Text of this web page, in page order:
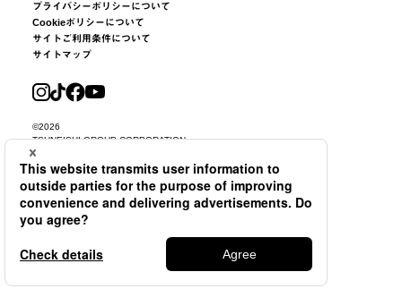
プライバシーポリシーについて
Cookieポリシーについて
サイトご利用条件について
サイトマップ
©2026
TSUNEISHI GROUP CORPORATION.